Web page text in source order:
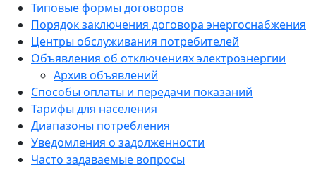
Типовые формы договоров
Порядок заключения договора энергоснабжения
Центры обслуживания потребителей
Объявления об отключениях электроэнергии
Архив объявлений
Способы оплаты и передачи показаний
Тарифы для населения
Диапазоны потребления
Уведомления о задолженности
Часто задаваемые вопросы